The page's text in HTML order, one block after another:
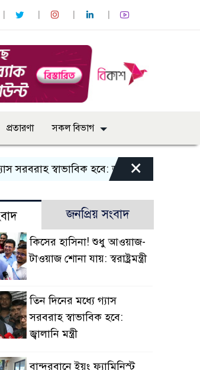
প্রতারণা সকল বিভাগ
স্বাভাবিক হবে: জ্বালানি মন্ত্রী×
জনপ্রিয় সংবাদ
কিসের হাসিনা! শুধু আওয়াজ-
টাওয়াজ শোনা যায়: স্বরাষ্ট্রমন্ত্রী
তিন দিনের মধ্যে গ্যাস
সরবরাহ স্বাভাবিক হবে:
জ্বালানি মন্ত্রী
বান্দরবানে ইয়ং ফ্যামিনিস্ট